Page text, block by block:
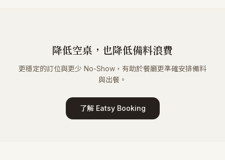
降低空桌，也降低備料浪費
更穩定的訂位與更少 No-Show，有助於餐廳更準確安排備料
與出餐。
了解 Eatsy Booking